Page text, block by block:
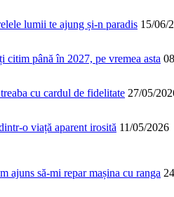
lumii te ajung și-n paradis 15/06/
citim până în 2027, pe vremea asta
cu cardul de fidelitate 27/05/
o viață aparent irosită 11/05/2026
ajuns să-mi repar mașina cu ranga